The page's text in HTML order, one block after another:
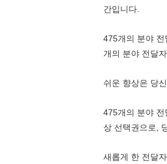
간입니다.
475개의 분야
개의 분야 전달
쉬운 향상은 당
475개의 분야
상 선택권으로,
새롭게 한 전달